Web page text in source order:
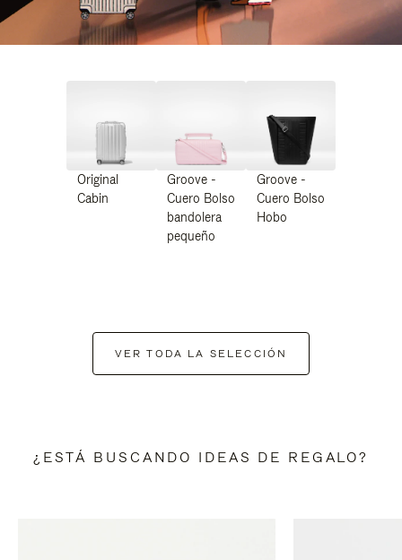
Original
Cabin
Groove -
Cuero Bolso
bandolera
pequeño
Groove -
Cuero Bolso
Hobo
VER TODA LA SELECCIÓN
¿ESTÁ BUSCANDO IDEAS DE REGALO?